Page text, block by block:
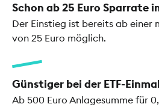
Schon ab 25 Euro Sparrate
Der Einstieg ist bereits ab einer
von 25 Euro möglich.
Günstiger bei der ETF-
Ab 500 Euro Anlagesumme für